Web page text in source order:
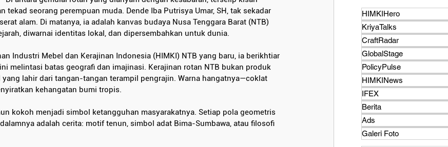
tekad seorang perempuan muda. Dende Iba Putrisya Umar, SH, tak sekadar
alam. Di matanya, ia adalah kanvas budaya Nusa Tenggara Barat (NTB)
diwarnai identitas lokal, dan dipersembahkan untuk dunia.
Industri Mebel dan Kerajinan Indonesia (HIMKI) NTB yang baru, ia berikhtiar
melintasi batas geografi dan imajinasi. Kerajinan rotan NTB bukan produk
yang lahir dari tangan-tangan terampil pengrajin. Warna hangatnya—coklat
kehangatan bumi tropis.
kokoh menjadi simbol ketangguhan masyarakatnya. Setiap pola geometris
adalah cerita: motif tenun, simbol adat Bima-Sumbawa, atau filosofi
HIMKIHero
KriyaTalks
CraftRadar
GlobalStage
PolicyPulse
HIMKINews
IFEX
Berita
Ads
Galeri Foto